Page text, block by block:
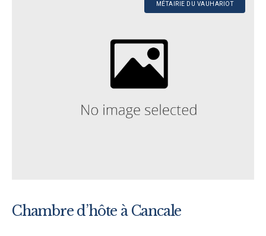
MÉTAIRIE DU VAUHARIOT
Chambre d’hôte à Cancale